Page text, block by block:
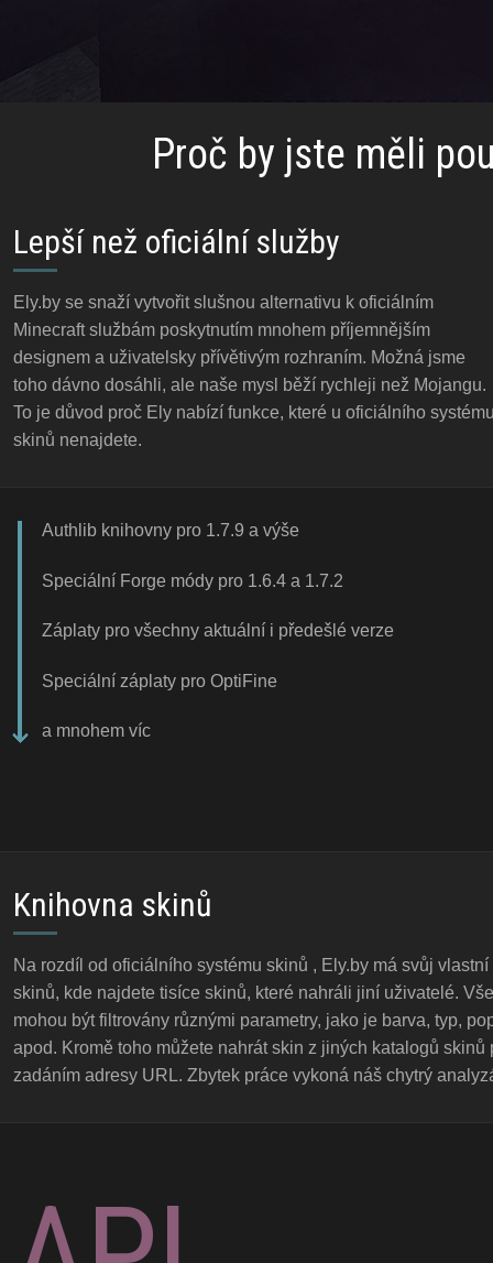
Proč by jste měli
Lepší než oficiální služby
Ely.by se snaží vytvořit slušnou alternativu k oficiálním
Minecraft službám poskytnutím mnohem příjemnějším
designem a uživatelsky přívětivým rozhraním. Možná jsme
toho dávno dosáhli, ale naše mysl běží rychleji než Mojangu.
To je důvod proč Ely nabízí funkce, které u oficiálního
skinů nenajdete.
Authlib knihovny pro 1.7.9 a výše
Speciální Forge módy pro 1.6.4 a 1.7.2
Záplaty pro všechny aktuální i předešlé verze
Speciální záplaty pro OptiFine
a mnohem víc
Knihovna skinů
Na rozdíl od oficiálního systému skinů , Ely.by má svůj
skinů, kde najdete tisíce skinů, které nahráli jiní uživatelé.
mohou být filtrovány různými parametry, jako je barva, typ,
apod. Kromě toho můžete nahrát skin z jiných katalogů skinů
zadáním adresy URL. Zbytek práce vykoná náš chytrý